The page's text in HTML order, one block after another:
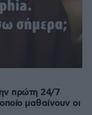
πρώτη 24/7
μαθαίνουν οι